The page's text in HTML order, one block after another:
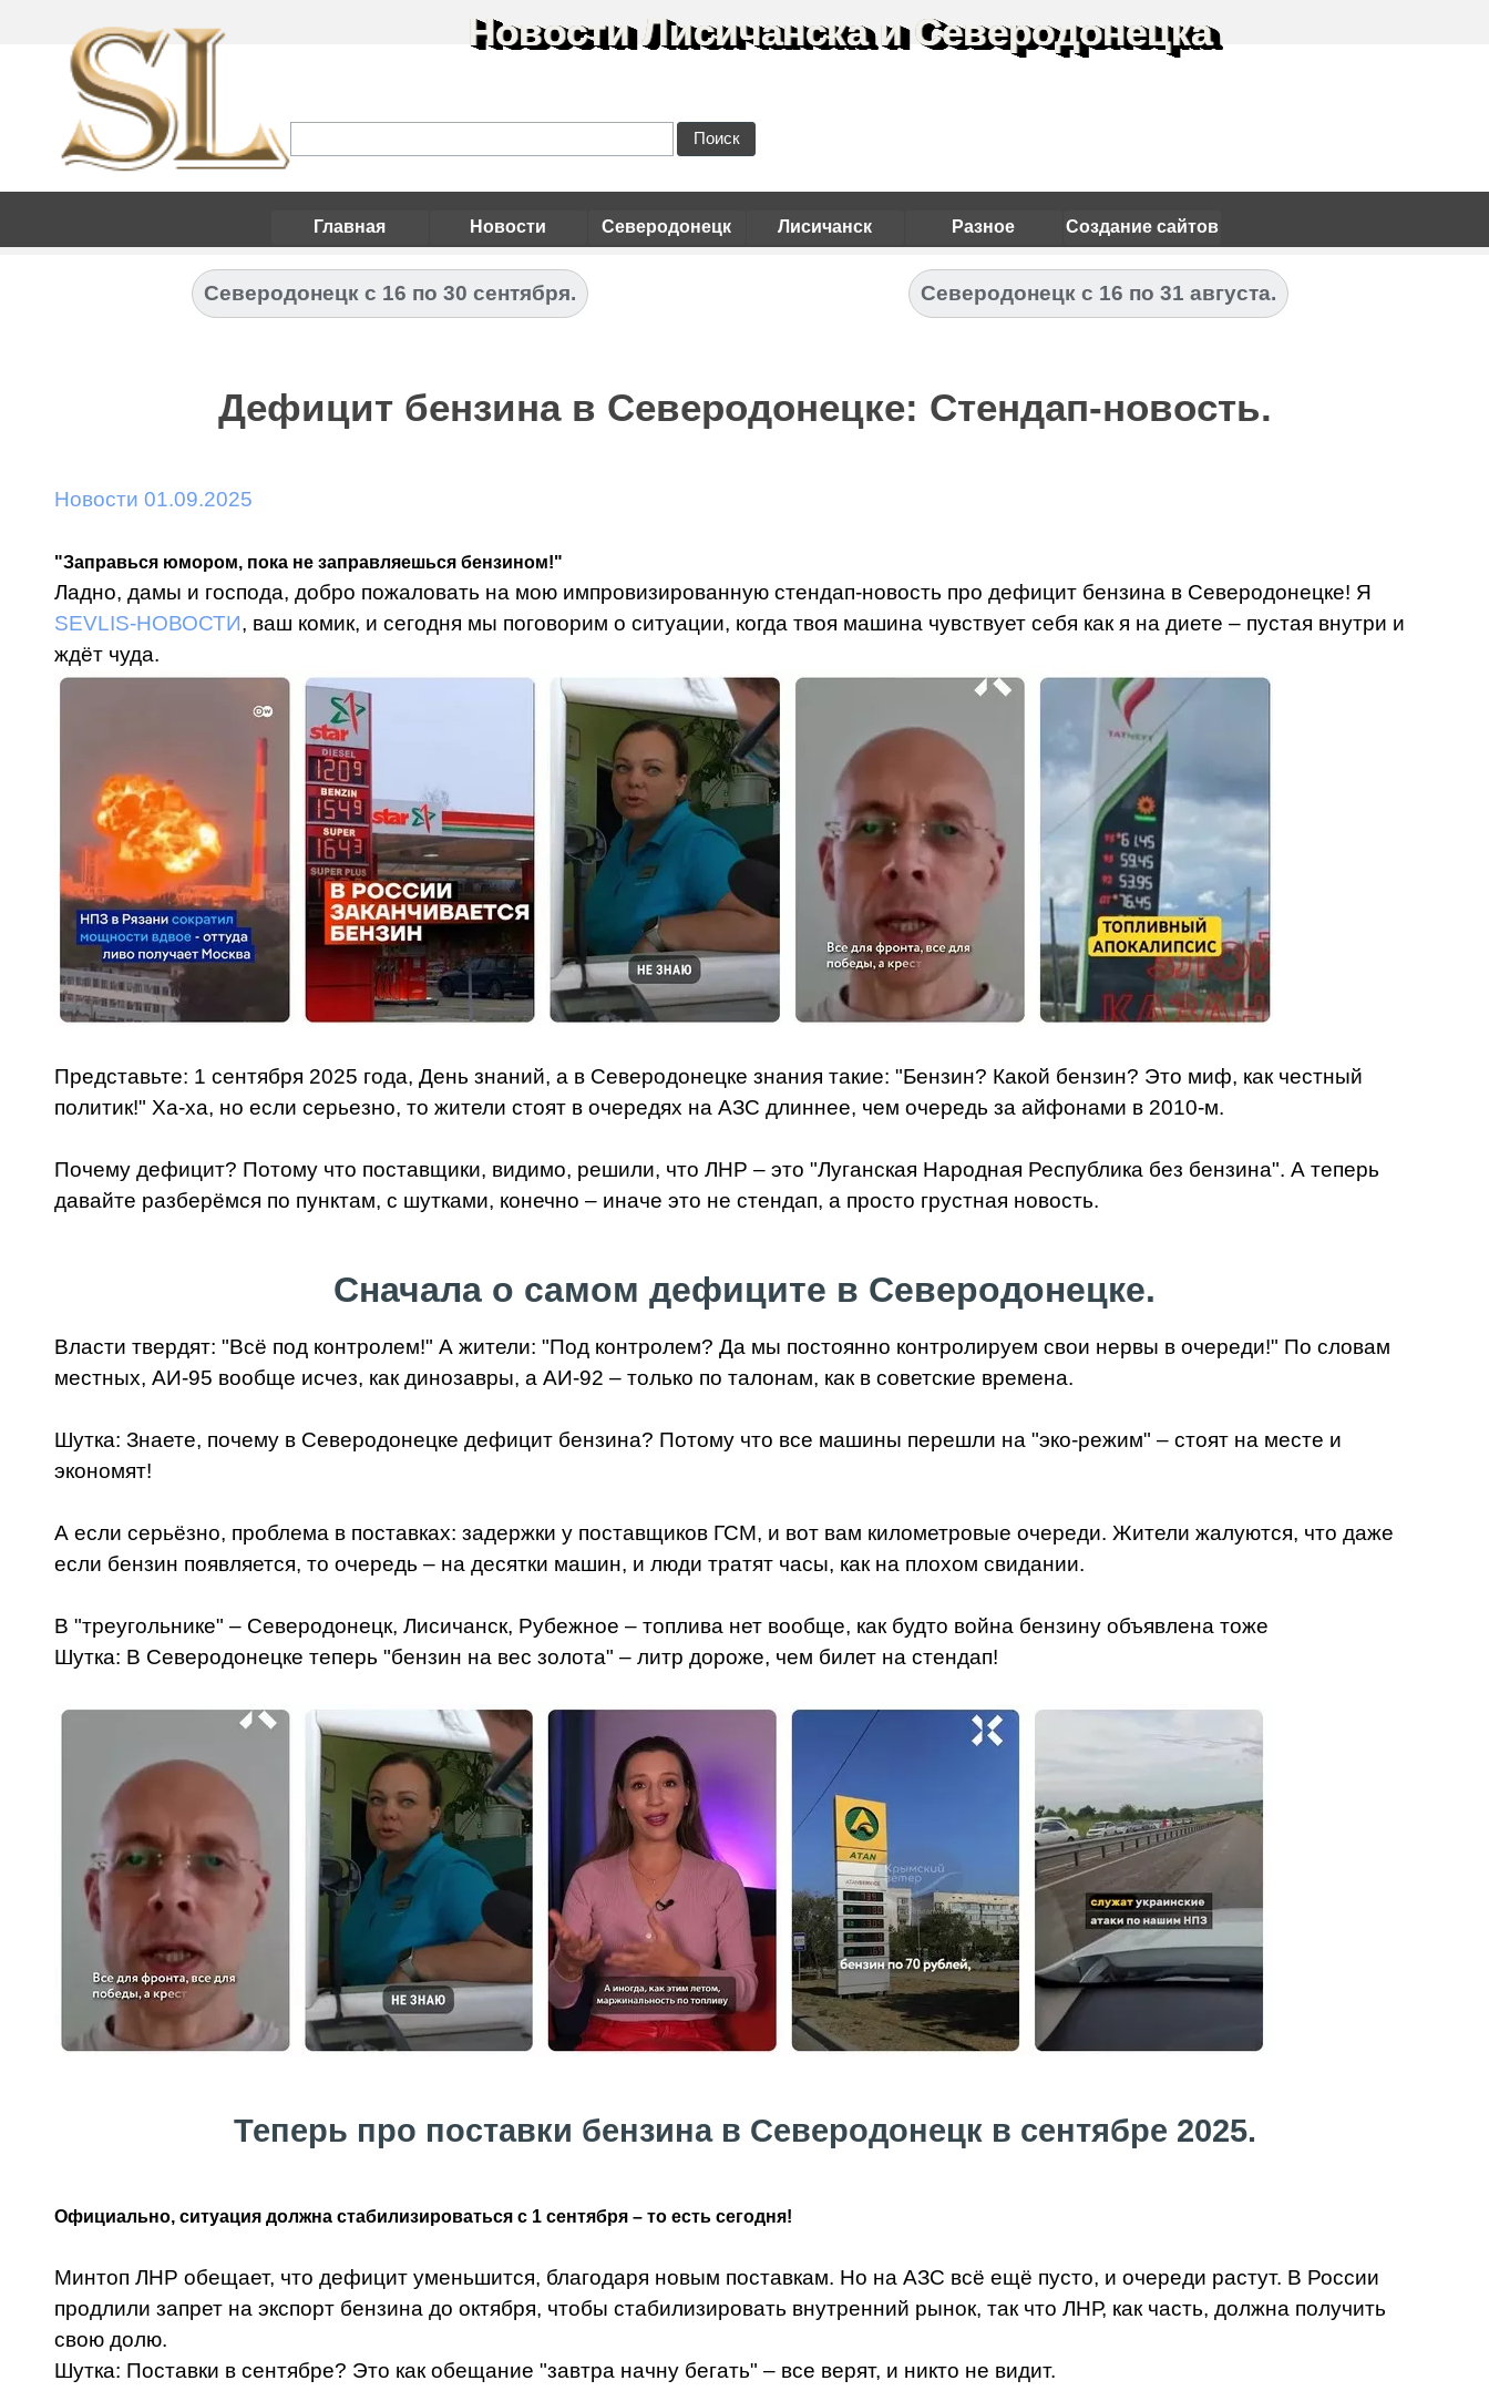
Главная Новости Северодонецк Лисичанск Разное Создание сайтов
Новости Лисичанска и Северодонецка
Поиск
Северодонецк с 16 по 31 августа.
Северодонецк с 16 по 30 сентября.
Дефицит бензина в Северодонецке: Стендап-новость.
Новости 01.09.2025
"Заправься юмором, пока не заправляешься бензином!"
Ладно, дамы и господа, добро пожаловать на мою импровизированную стендап-новость про дефицит бензина в Северодонецке! Я
SEVLIS-НОВОСТИ, ваш комик, и сегодня мы поговорим о ситуации, когда твоя машина чувствует себя как я на диете – пустая внутри и
ждёт чуда.
Представьте: 1 сентября 2025 года, День знаний, а в Северодонецке знания такие: "Бензин? Какой бензин? Это миф, как честный
политик!" Ха-ха, но если серьезно, то жители стоят в очередях на АЗС длиннее, чем очередь за айфонами в 2010-м.
Почему дефицит? Потому что поставщики, видимо, решили, что ЛНР – это "Луганская Народная Республика без бензина". А теперь
давайте разберёмся по пунктам, с шутками, конечно – иначе это не стендап, а просто грустная новость.
Сначала о самом дефиците в Северодонецке.
Власти твердят: "Всё под контролем!" А жители: "Под контролем? Да мы постоянно контролируем свои нервы в очереди!" По словам
местных, АИ-95 вообще исчез, как динозавры, а АИ-92 – только по талонам, как в советские времена.
Шутка: Знаете, почему в Северодонецке дефицит бензина? Потому что все машины перешли на "эко-режим" – стоят на месте и
экономят!
А если серьёзно, проблема в поставках: задержки у поставщиков ГСМ, и вот вам километровые очереди. Жители жалуются, что даже
если бензин появляется, то очередь – на десятки машин, и люди тратят часы, как на плохом свидании.
В "треугольнике" – Северодонецк, Лисичанск, Рубежное – топлива нет вообще, как будто война бензину объявлена тоже
Шутка: В Северодонецке теперь "бензин на вес золота" – литр дороже, чем билет на стендап!
Теперь про поставки бензина в Северодонецк в сентябре 2025.
Официально, ситуация должна стабилизироваться с 1 сентября – то есть сегодня!
Минтоп ЛНР обещает, что дефицит уменьшится, благодаря новым поставкам. Но на АЗС всё ещё пусто, и очереди растут. В России
продлили запрет на экспорт бензина до октября, чтобы стабилизировать внутренний рынок, так что ЛНР, как часть, должна получить
свою долю.
Шутка: Поставки в сентябре? Это как обещание "завтра начну бегать" – все верят, и никто не видит.